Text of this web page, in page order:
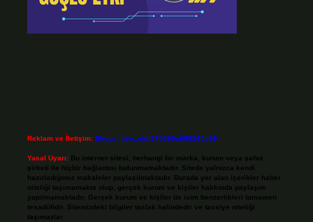
Reklam ve İletişim: Skype: live:.cid.575569c608265c69
Yasal Uyarı: Bu internet sitesi, herhangi bir marka, kurum veya şahıs
şirketi ile hiçbir bağlantısı bulunmamaktadır. Sitede yalnızca kendi
hazırladığımız makaleler paylaşılmaktadır. Burada yer alan içerikler haber
niteliği taşımamakta olup, gerçek kurum ve kişiler hakkında paylaşım
yapılmamaktadır. Gerçek kurum ve kişiler ile isim benzerlikleri tamamen
tesadüfidir. Sitemizdeki bilgiler taslak halindedir ve tavsiye niteliği
taşımazlar.